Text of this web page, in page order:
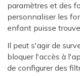
paramètres et des
personnaliser les
enfant puisse
Il peut s'agir de
bloquer l'accès à
de configurer des